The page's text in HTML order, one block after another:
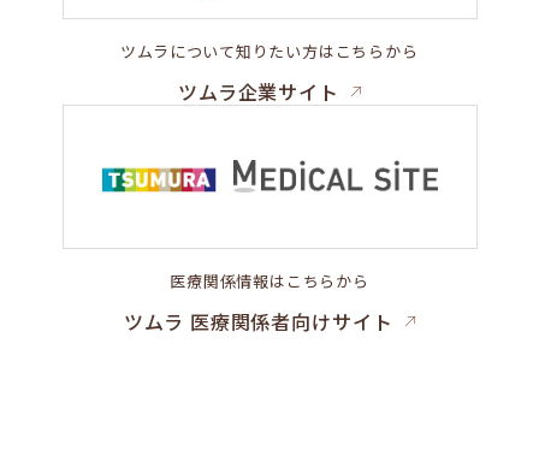
ツムラについて知りたい方はこちらから
ツムラ企業サイト
医療関係情報はこちらから
ツムラ 医療関係者向けサイト